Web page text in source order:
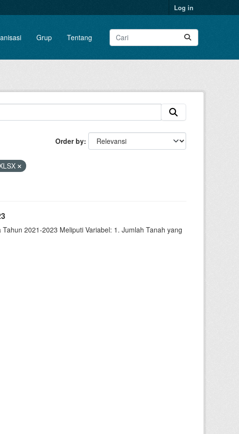
Log in
Grup Tentang
Order by
2021-2023 Meliputi Variabel: 1. Jumlah Tanah yang